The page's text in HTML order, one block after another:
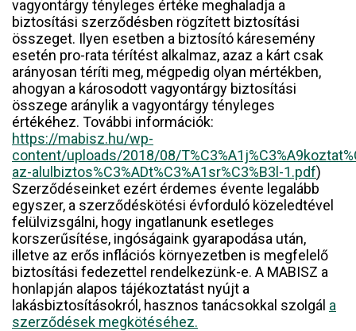
vagyontárgy tényleges értéke meghaladja a
biztosítási szerződésben rögzített biztosítási
összeget. Ilyen esetben a biztosító káresemény
esetén pro-rata térítést alkalmaz, azaz a kárt csak
arányosan téríti meg, mégpedig olyan mértékben,
ahogyan a károsodott vagyontárgy biztosítási
összege aránylik a vagyontárgy tényleges
értékéhez. További információk:
https://mabisz.hu/wp-
content/uploads/2018/08/
az-alulbiztos%C3%ADt%C3%A1sr%C3%B3l-1.pdf)
Szerződéseinket ezért érdemes évente legalább
egyszer, a szerződéskötési évforduló közeledtével
felülvizsgálni, hogy ingatlanunk esetleges
korszerűsítése, ingóságaink gyarapodása után,
illetve az erős inflációs környezetben is megfelelő
biztosítási fedezettel rendelkezünk-e. A MABISZ a
honlapján alapos tájékoztatást nyújt a
lakásbiztosításokról, hasznos tanácsokkal szolgál a
szerződések megkötéséhez.